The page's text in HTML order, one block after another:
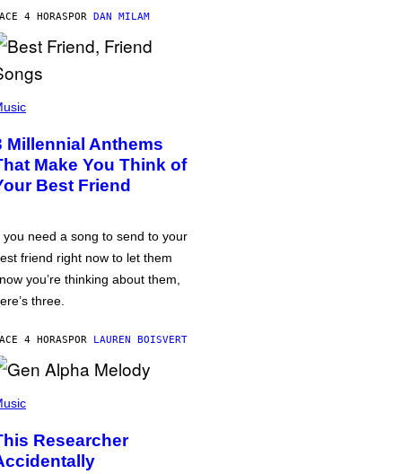
4 HORASPOR DAN MILAM
Millennial Anthems
Make You Think of
Best Friend
you need a song to send to your
friend right now to let them
you’re thinking about them,
three.
4 HORASPOR LAUREN BOISVERT
Researcher